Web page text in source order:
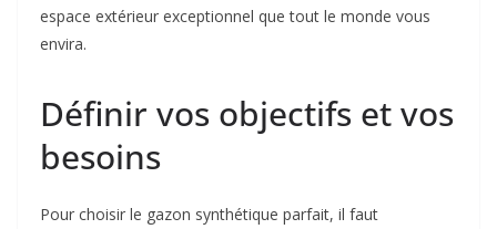
espace extérieur exceptionnel que tout le monde vous
envira.
Définir vos objectifs et vos
besoins
Pour choisir le gazon synthétique parfait, il faut